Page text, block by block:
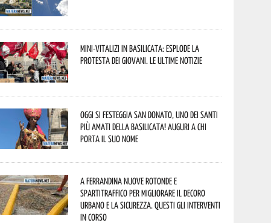
Mini-vitalizi in Basilicata: esplode la
protesta dei giovani. Le ultime notizie
Oggi si festeggia San Donato, uno dei Santi
più amati della Basilicata! Auguri a chi
porta il suo nome
A Ferrandina nuove rotonde e
spartitraffico per migliorare il decoro
urbano e la sicurezza. Questi gli interventi
in corso